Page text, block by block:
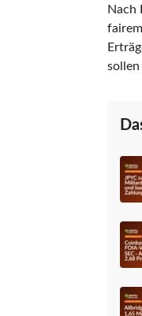
Nach